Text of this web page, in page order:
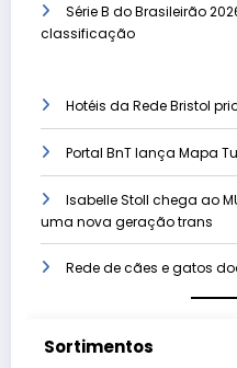
Série B do Brasileirão
classificação
Hotéis da Rede Bristol
Portal BnT lança Mapa
Isabelle Stoll chega ao
uma nova geração trans
Rede de cães e gatos
Sortimentos